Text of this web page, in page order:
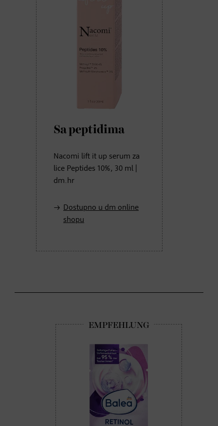
Sa peptidima
Nacomi lift it up serum za
lice Peptides 10%, 30 ml |
dm.hr
Dostupno u dm online
shopu